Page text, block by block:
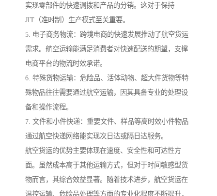
实现零部件的快速调拨和产品的分销。这对于保持
JIT（准时制）生产模式至关重要。
5. 电子商务物流：跨境电商的快速发展推动了航空货运
需求。航空运输能满足消费者对快速配送的期望，支撑
电商平台的物流时效承诺。
6. 特殊货物运输：危险品、活体动物、超大件货物等特
殊物品往往需要通过航空运输，因其具备专业的处理设
备和操作流程。
7. 文件和小件快递：重要文件、样品等高时效小件物品
通过航空快递网络能实现次日达或隔日达服务。
航空货运的优势主要体现在速度、安全性和可达性方
面。虽然成本高于其他运输方式，但对于时间敏感型货
物而言，其综合效益显著。随着技术进步，航空货运在
温控运输、危险品处理等方面的专业化程度不断提升，